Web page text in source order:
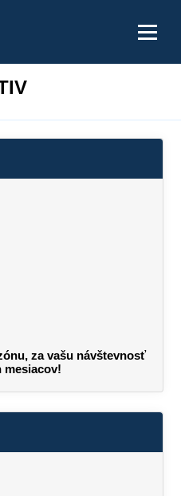
za vašu návštevnosť
mesiacov!